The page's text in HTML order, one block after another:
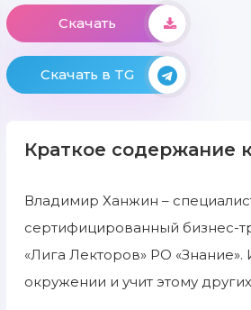
Скачать
Скачать в TG
Краткое содержание
Владимир Ханжин –
сертифицированный бизнес-
«Лига Лекторов» РО
окружении и учит этому